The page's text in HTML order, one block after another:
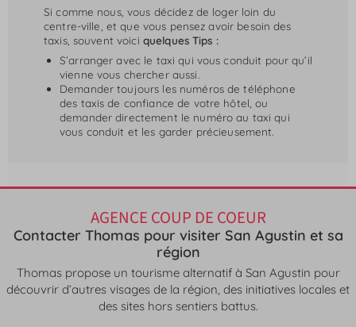
Si comme nous, vous décidez de loger loin du
centre-ville, et que vous pensez avoir besoin des
taxis, souvent voici quelques Tips :
S’arranger avec le taxi qui vous conduit pour qu’il
vienne vous chercher aussi.
Demander toujours les numéros de téléphone
des taxis de confiance de votre hôtel, ou
demander directement le numéro au taxi qui
vous conduit et les garder précieusement.
AGENCE COUP DE COEUR
Contacter Thomas pour visiter San Agustin et sa
région
Thomas propose un tourisme alternatif à San Agustin pour
découvrir d’autres visages de la région, des initiatives locales et
des sites hors sentiers battus.